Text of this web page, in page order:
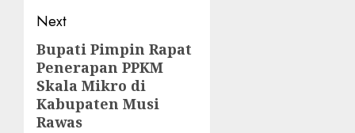
Next
Next
post:
Bupati Pimpin Rapat
Penerapan PPKM
Skala Mikro di
Kabupaten Musi
Rawas